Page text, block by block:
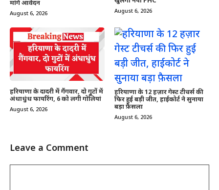
मांगे आवेदन
August 6, 2026 August 6, 2026
हरियाणा के दादरी में गैंगवार, दो गुटों में
अंधाधुंध फायरिंग, 6 को लगी गोलियां
August 6, 2026
हरियाणा के 12 हज़ार गेस्ट टीचर्स की
फिर हुई बड़ी जीत, हाईकोर्ट ने सुनाया
बड़ा फ़ैसला
August 6, 2026
Leave a Comment